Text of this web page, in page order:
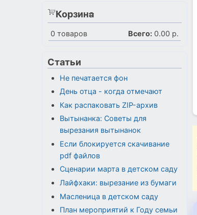
Корзина
0 товаров Всего: 0.00 р.
Статьи
Не печатается фон
День отца - когда отмечают
Как распаковать ZIP-архив
Вытынанка: Советы для
вырезания вытынанок
Если блокируется скачивание
pdf файлов
Сценарии марта в детском саду
Лайфхаки: вырезание из бумаги
Масленица в детском саду
План мероприятий к Году семьи